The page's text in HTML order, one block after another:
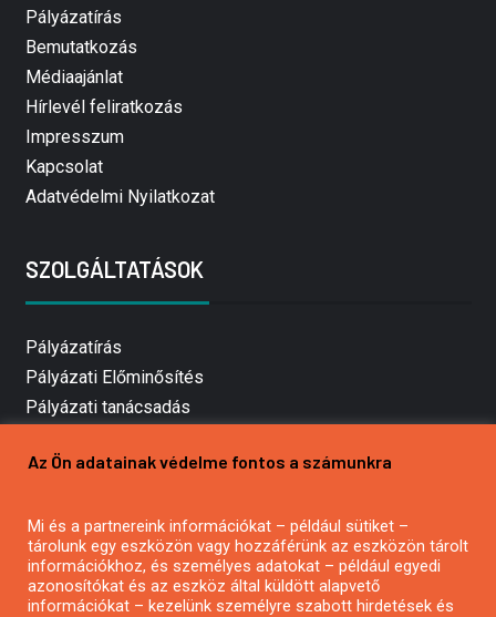
Pályázatírás
Bemutatkozás
Médiaajánlat
Hírlevél feliratkozás
Impresszum
Kapcsolat
Adatvédelmi Nyilatkozat
SZOLGÁLTATÁSOK
Pályázatírás
Pályázati Előminősítés
Pályázati tanácsadás
Mezőgazdasági pályázatírás
Pályázatírás civil szervezeteknek
Pályázatírás önkormányzatoknak
Pályázatfigyelés
Az Ön adatainak védelme fontos a számunkra
Mi és a partnereink információkat – például sütiket –
tárolunk egy eszközön vagy hozzáférünk az eszközön tárolt
információkhoz, és személyes adatokat – például egyedi
azonosítókat és az eszköz által küldött alapvető
információkat – kezelünk személyre szabott hirdetések és